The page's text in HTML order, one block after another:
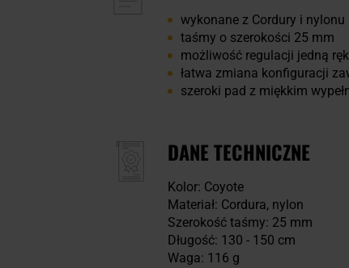
wykonane z Cordury i nylonu
taśmy o szerokości 25 mm
możliwość regulacji jedną
łatwa zmiana konfiguracji
szeroki pad z miękkim
DANE TECHNICZNE
Kolor: Coyote
Materiał: Cordura, nylon
Szerokość taśmy: 25 mm
Długość: 130 - 150 cm
Waga: 116 g